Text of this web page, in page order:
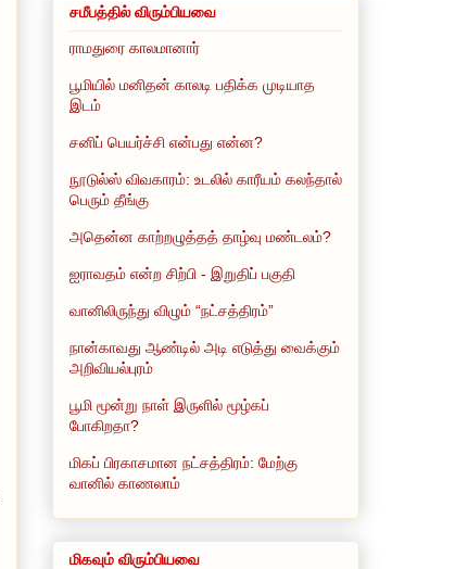
சமீபத்தில் விரும்பியவை
ராமதுரை காலமானார்
பூமியில் மனிதன் காலடி பதிக்க முடியாத
இடம்
சனிப் பெயர்ச்சி என்பது என்ன?
நூடுல்ஸ் விவகாரம்: உடலில் காரீயம் கலந்தால்
பெரும் தீங்கு
அதென்ன காற்றழுத்தத் தாழ்வு மண்டலம்?
ஐராவதம் என்ற சிற்பி - இறுதிப் பகுதி
வானிலிருந்து விழும் “நட்சத்திரம்”
நான்காவது ஆண்டில் அடி எடுத்து வைக்கும்
அறிவியல்புரம்
பூமி மூன்று நாள் இருளில் மூழ்கப்
போகிறதா?
மிகப் பிரகாசமான நட்சத்திரம்: மேற்கு
வானில் காணலாம்
மிகவும் விரும்பியவை